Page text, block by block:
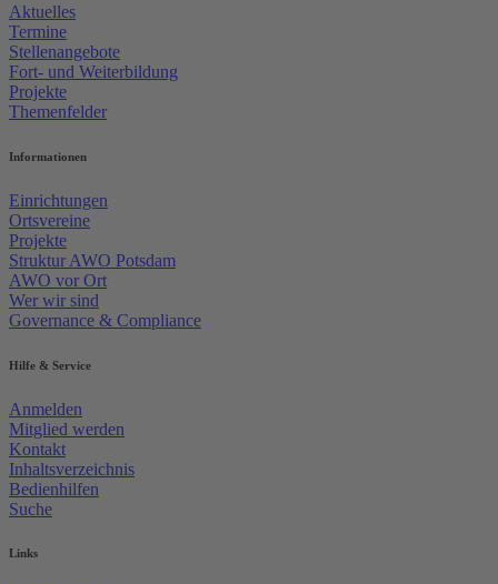
Aktuelles
Termine
Stellenangebote
Fort- und Weiterbildung
Projekte
Themenfelder
Informationen
Einrichtungen
Ortsvereine
Projekte
Struktur AWO Potsdam
AWO vor Ort
Wer wir sind
Governance & Compliance
Hilfe & Service
Anmelden
Mitglied werden
Kontakt
Inhaltsverzeichnis
Bedienhilfen
Suche
Links